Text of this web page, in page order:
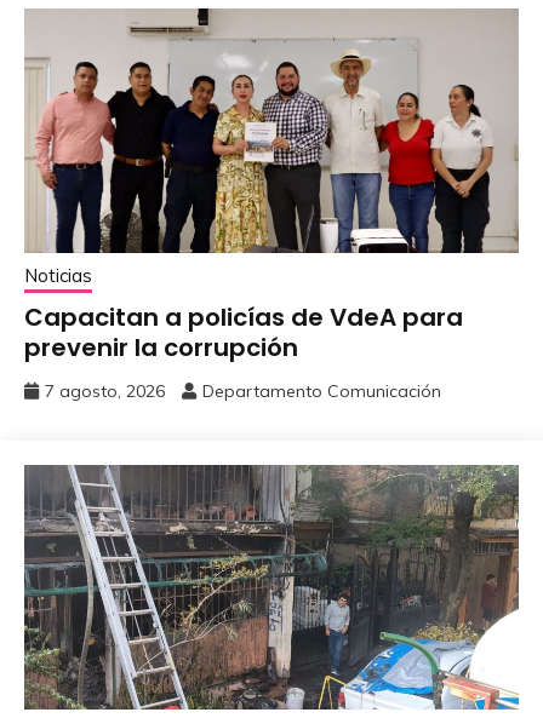
Noticias
Capacitan a policías de VdeA ‎para
prevenir la corrupción
7 agosto, 2026 Departamento Comunicación